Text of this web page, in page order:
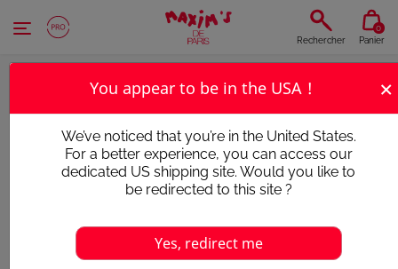
Panneau de gestion des cookies
Rechercher Panier
0
You appear to be in the USA ! ×
We’ve noticed that you’re in the United States.
For a better experience, you can access our
dedicated US shipping site. Would you like to
be redirected to this site ?
Yes, redirect me